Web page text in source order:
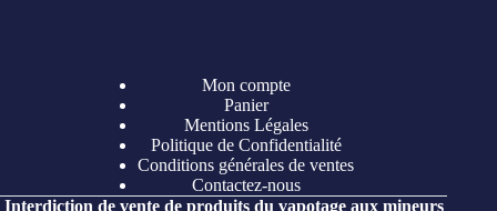
Mon compte
Panier
Mentions Légales
Politique de Confidentialité
Conditions générales de ventes
Contactez-nous
Interdiction de vente de produits du vapotage aux mineurs